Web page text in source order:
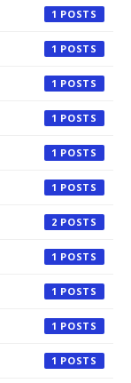
1
1
1
1
1
1
2
1
1
1
1